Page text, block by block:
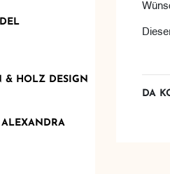
& HOLZ DESIGN
DA